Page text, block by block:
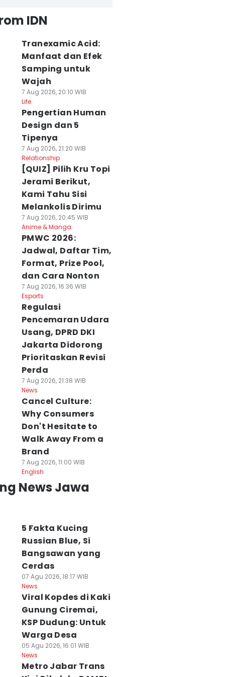
IDN
Tranexamic Acid:
Manfaat dan Efek
Samping untuk
Wajah
7 Aug 2026, 20:10 WIB
Life
Pengertian Human
Design dan 5
Tipenya
7 Aug 2026, 21:20 WIB
Relationship
[QUIZ] Pilih Kru Topi
Jerami Berikut,
Kami Tahu Sisi
Melankolis Dirimu
7 Aug 2026, 20:45 WIB
Anime & Manga
PMWC 2026:
Jadwal, Daftar Tim,
Format, Prize Pool,
dan Cara Nonton
7 Aug 2026, 16:36 WIB
Esports
Regulasi
Pencemaran Udara
Usang, DPRD DKI
Jakarta Didorong
Prioritaskan Revisi
Perda
7 Aug 2026, 21:38 WIB
News
Cancel Culture:
Why Consumers
Don't Hesitate to
Walk Away From a
Brand
7 Aug 2026, 11:00 WIB
English
News Jawa
5 Fakta Kucing
Russian Blue, Si
Bangsawan yang
Cerdas
07 Agu 2026, 18:17 WIB
News
Viral Kopdes di Kaki
Gunung Ciremai,
KSP Dudung: Untuk
Warga Desa
05 Agu 2026, 16:01 WIB
News
Metro Jabar Trans